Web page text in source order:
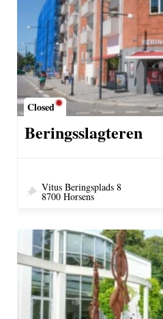
Closed
Beringsslagteren
Vitus Beringsplads 8
8700 Horsens